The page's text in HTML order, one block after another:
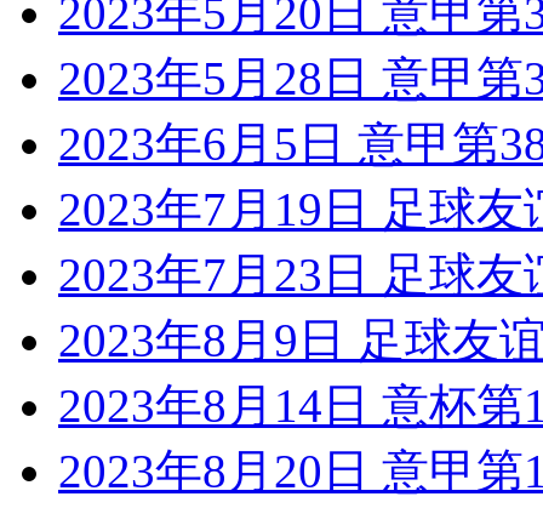
2023年5月20日 意甲
2023年5月28日 意甲
2023年6月5日 意甲第
2023年7月19日 足球
2023年7月23日 足球
2023年8月9日 足球友
2023年8月14日 意杯
2023年8月20日 意甲